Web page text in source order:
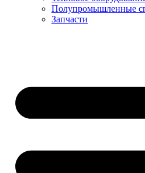
Полупромышленные
Запчасти